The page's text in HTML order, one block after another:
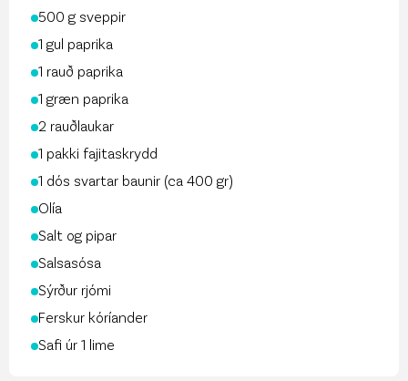
500 g sveppir
1 gul paprika
1 rauð paprika
1 græn paprika
2 rauðlaukar
1 pakki fajitaskrydd
1 dós svartar baunir (ca 400 gr)
Olía
Salt og pipar
Salsasósa
Sýrður rjómi
Ferskur kóríander
Safi úr 1 lime